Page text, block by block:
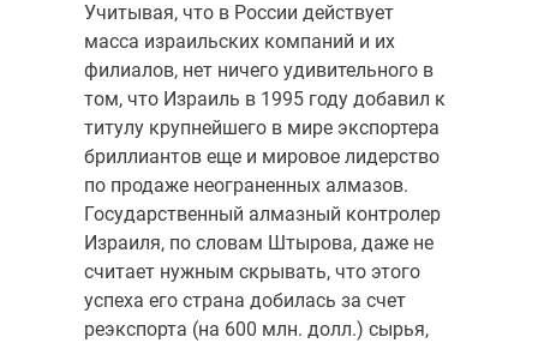
Учитывая, что в России действует
масса израильских компаний и их
филиалов, нет ничего удивительного в
том, что Израиль в 1995 году добавил к
титулу крупнейшего в мире экспортера
бриллиантов еще и мировое лидерство
по продаже неограненных алмазов.
Государственный алмазный контролер
Израиля, по словам Штырова, даже не
считает нужным скрывать, что этого
успеха его страна добилась за счет
реэкспорта (на 600 млн. долл.) сырья,